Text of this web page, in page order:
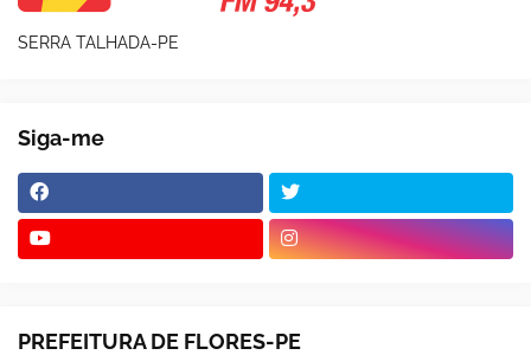
SERRA TALHADA-PE
Siga-me
PREFEITURA DE FLORES-PE